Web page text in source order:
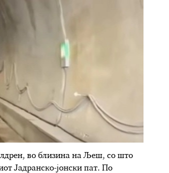
во близина на Љеш, со што
Јадранско-јонски пат. По